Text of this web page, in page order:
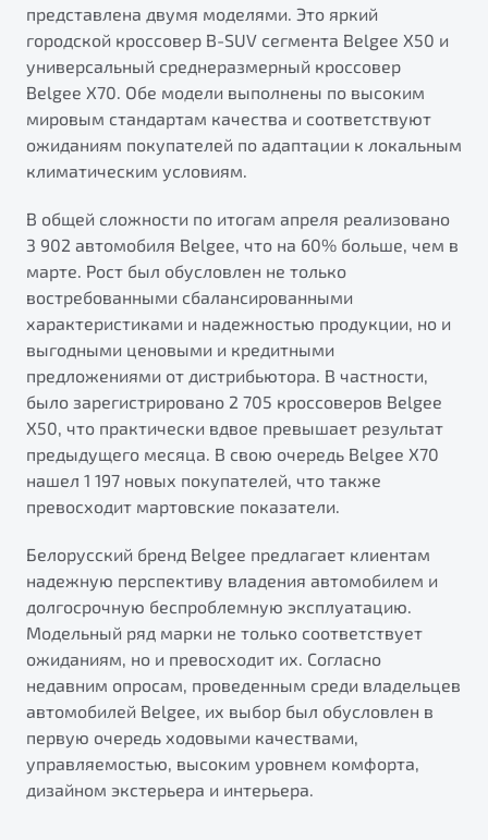
Обзор В наличии
X70
Универсальный кроссовер
от 2 499 990 ₽*
Автомобили в наличии
Тест-драйв
Автокредит
Спецпредложения
Будьте еще более уверены на дорогах с программой
"Помощь на дорогах"
Преимущества программы
Запись на сервис
Калькулятор ТО
Клиентская поддержка
представлена двумя моделями. Это яркий
городской кроссовер B-SUV сегмента Belgee X50 и
универсальный среднеразмерный кроссовер
Belgee X70. Обе модели выполнены по высоким
мировым стандартам качества и соответствуют
ожиданиям покупателей по адаптации к локальным
климатическим условиям.
В общей сложности по итогам апреля реализовано
3 902 автомобиля Belgee, что на 60% больше, чем в
марте. Рост был обусловлен не только
востребованными сбалансированными
характеристиками и надежностью продукции, но и
выгодными ценовыми и кредитными
предложениями от дистрибьютора. В частности,
было зарегистрировано 2 705 кроссоверов Belgee
X50, что практически вдвое превышает результат
предыдущего месяца. В свою очередь Belgee X70
нашел 1 197 новых покупателей, что также
превосходит мартовские показатели.
Белорусский бренд Belgee предлагает клиентам
надежную перспективу владения автомобилем и
долгосрочную беспроблемную эксплуатацию.
Модельный ряд марки не только соответствует
ожиданиям, но и превосходит их. Согласно
недавним опросам, проведенным среди владельцев
автомобилей Belgee, их выбор был обусловлен в
первую очередь ходовыми качествами,
управляемостью, высоким уровнем комфорта,
дизайном экстерьера и интерьера.